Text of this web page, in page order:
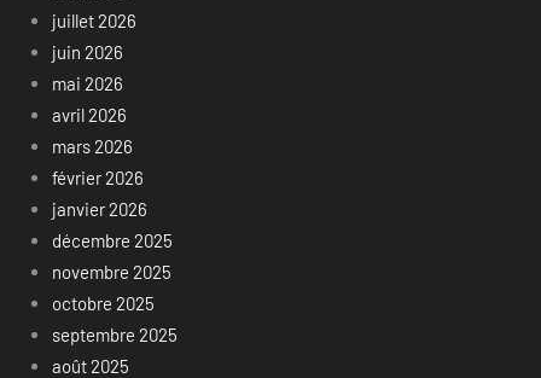
juillet 2026
juin 2026
mai 2026
avril 2026
mars 2026
février 2026
janvier 2026
décembre 2025
novembre 2025
octobre 2025
septembre 2025
août 2025